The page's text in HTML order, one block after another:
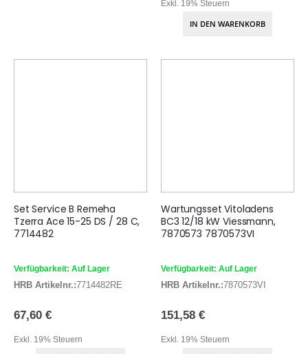
Exkl. 19% Steuern
IN DEN WARENKORB
Set Service B Remeha
Tzerra Ace 15-25 DS / 28 C,
7714482
Verfügbarkeit: Auf Lager
HRB Artikelnr.:7714482RE
67,60 €
Exkl. 19% Steuern
Wartungsset Vitoladens
BC3 12/18 kW Viessmann,
7870573 7870573VI
Verfügbarkeit: Auf Lager
HRB Artikelnr.:7870573VI
151,58 €
Exkl. 19% Steuern